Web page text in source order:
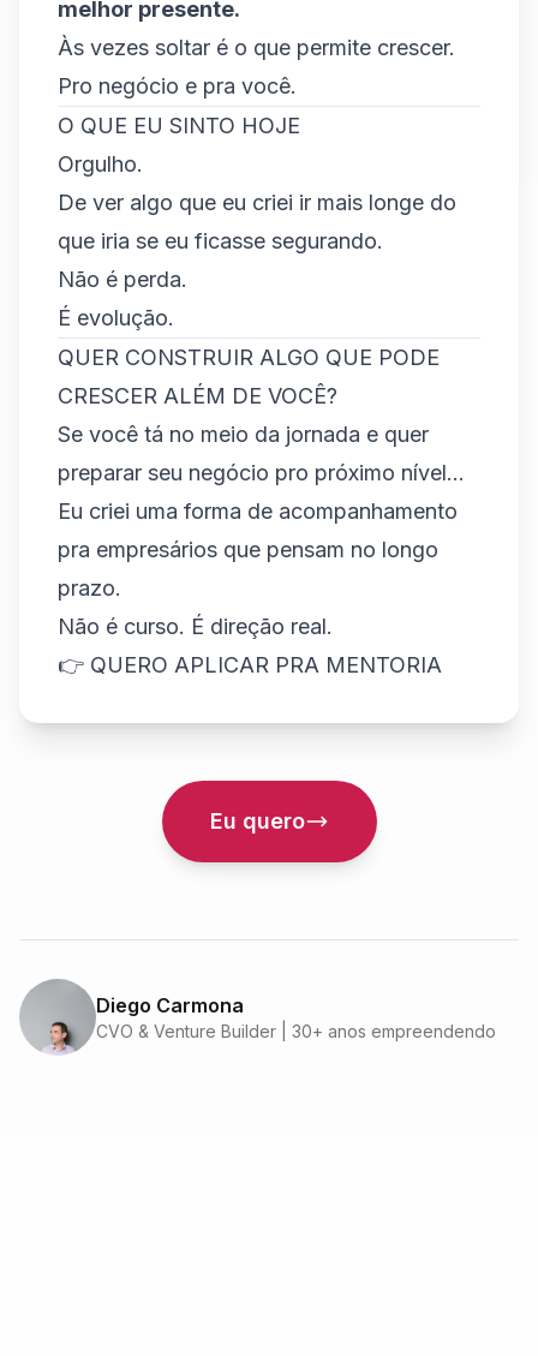
melhor presente.
Às vezes soltar é o que permite crescer.
Pro negócio e pra você.
O QUE EU SINTO HOJE
Orgulho.
De ver algo que eu criei ir mais longe do
que iria se eu ficasse segurando.
Não é perda.
É evolução.
QUER CONSTRUIR ALGO QUE PODE
CRESCER ALÉM DE VOCÊ?
Se você tá no meio da jornada e quer
preparar seu negócio pro próximo nível...
Eu criei uma forma de acompanhamento
pra empresários que pensam no longo
prazo.
Não é curso. É direção real.
👉 QUERO APLICAR PRA MENTORIA
Eu quero
Diego Carmona
CVO & Venture Builder | 30+ anos empreendendo